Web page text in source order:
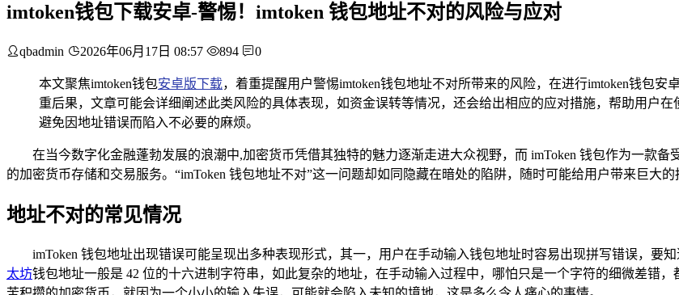
imtoken钱包下载安卓-警惕！imtoken 钱包地址不对的风险与应对
qbadmin 2026年06月17日 08:57 894 0
本文聚焦imtoken钱包安卓版下载，着重提醒用户警惕imtoken钱包地址不对所带来的风险，在进行imtoken钱包
重后果，文章可能会详细阐述此类风险的具体表现，如资金误转等情况，还会给出相应的应对措施，帮助用户
避免因地址错误而陷入不必要的麻烦。
在当今数字化金融蓬勃发展的浪潮中,加密货币凭借其独特的魅力逐渐走进大众视野，而 imToken 钱包作为一款
的加密货币存储和交易服务。“imToken 钱包地址不对”这一问题却如同隐藏在暗处的陷阱，随时可能给用户带来巨大的
地址不对的常见情况
imToken 钱包地址出现错误可能呈现出多种表现形式，其一，用户在手动输入钱包地址时容易出现拼写错误，要知
太坊钱包地址一般是 42 位的十六进制字符串，如此复杂的地址，在手动输入过程中，哪怕只是一个字符的细微差错